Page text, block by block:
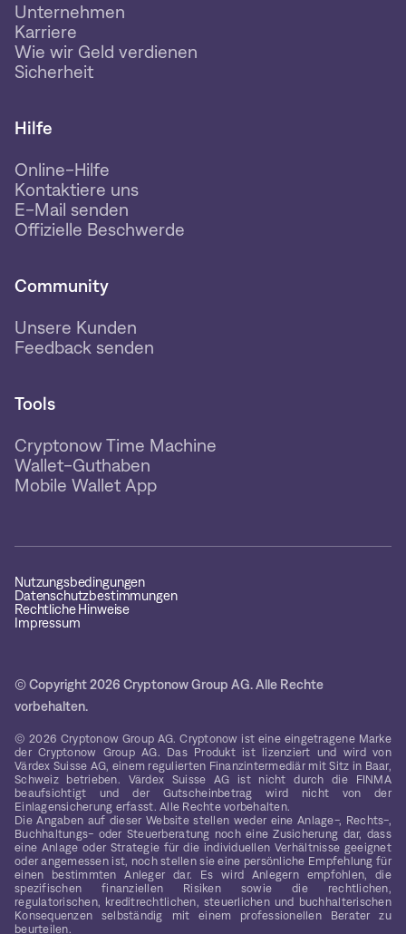
Unternehmen
Karriere
Wie wir Geld verdienen
Sicherheit
Hilfe
Online-Hilfe
Kontaktiere uns
E-Mail senden
Offizielle Beschwerde
Community
Unsere Kunden
Feedback senden
Tools
Cryptonow Time Machine
Wallet-Guthaben
Mobile Wallet App
Nutzungsbedingungen
Datenschutzbestimmungen
Rechtliche Hinweise
Impressum
© Copyright 2026 Cryptonow Group AG. Alle Rechte
vorbehalten.
© 2026 Cryptonow Group AG. Cryptonow ist eine eingetragene Marke
der Cryptonow Group AG. Das Produkt ist lizenziert und wird von
Värdex Suisse AG, einem regulierten Finanzintermediär mit Sitz in Baar,
Schweiz betrieben. Värdex Suisse AG ist nicht durch die FINMA
beaufsichtigt und der Gutscheinbetrag wird nicht von der
Einlagensicherung erfasst. Alle Rechte vorbehalten.
Die Angaben auf dieser Website stellen weder eine Anlage-, Rechts-,
Buchhaltungs- oder Steuerberatung noch eine Zusicherung dar, dass
eine Anlage oder Strategie für die individuellen Verhältnisse geeignet
oder angemessen ist, noch stellen sie eine persönliche Empfehlung für
einen bestimmten Anleger dar. Es wird Anlegern empfohlen, die
spezifischen finanziellen Risiken sowie die rechtlichen,
regulatorischen, kreditrechtlichen, steuerlichen und buchhalterischen
Konsequenzen selbständig mit einem professionellen Berater zu
beurteilen.